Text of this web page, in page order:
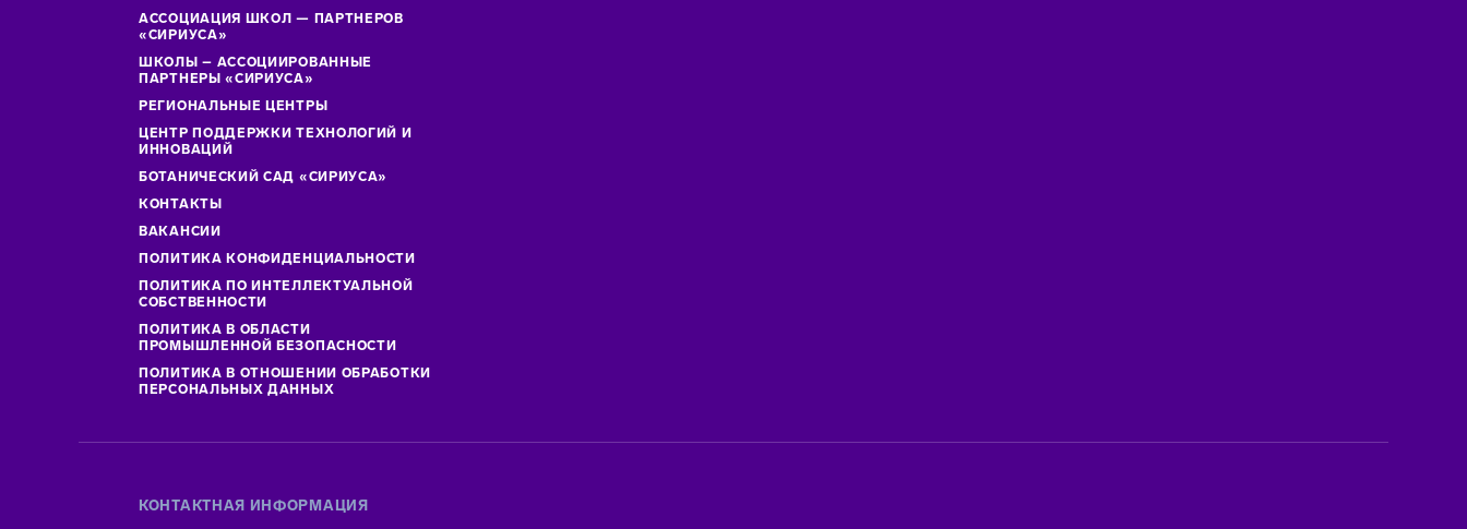
АССОЦИАЦИЯ ШКОЛ — ПАРТНЕРОВ
«СИРИУСА»
ШКОЛЫ – АССОЦИИРОВАННЫЕ
ПАРТНЕРЫ «СИРИУСА»
РЕГИОНАЛЬНЫЕ ЦЕНТРЫ
ЦЕНТР ПОДДЕРЖКИ ТЕХНОЛОГИЙ И
ИННОВАЦИЙ
БОТАНИЧЕСКИЙ САД «СИРИУСА»
КОНТАКТЫ
ВАКАНСИИ
ПОЛИТИКА КОНФИДЕНЦИАЛЬНОСТИ
ПОЛИТИКА ПО ИНТЕЛЛЕКТУАЛЬНОЙ
СОБСТВЕННОСТИ
ПОЛИТИКА В ОБЛАСТИ
ПРОМЫШЛЕННОЙ БЕЗОПАСНОСТИ
ПОЛИТИКА В ОТНОШЕНИИ ОБРАБОТКИ
ПЕРСОНАЛЬНЫХ ДАННЫХ
КОНТАКТНАЯ ИНФОРМАЦИЯ